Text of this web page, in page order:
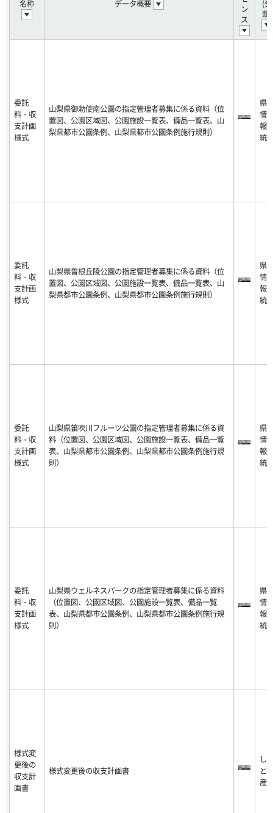
名称 データ概要
ン
ス
(分
類)
委託
料・収
支計画
様式
山梨県御勅使南公園の指定管理者募集に係る資料（位
置図、公園区域図、公園施設一覧表、備品一覧表、山
梨県都市公園条例、山梨県都市公園条例施行規則）
県
情
報
統
委託
料・収
支計画
様式
山梨県曽根丘陵公園の指定管理者募集に係る資料（位
置図、公園区域図、公園施設一覧表、備品一覧表、山
梨県都市公園条例、山梨県都市公園条例施行規則）
県
情
報
統
委託
料・収
支計画
様式
山梨県笛吹川フルーツ公園の指定管理者募集に係る資
料（位置図、公園区域図、公園施設一覧表、備品一覧
表、山梨県都市公園条例、山梨県都市公園条例施行規
則）
県
情
報
統
委託
料・収
支計画
様式
山梨県ウェルネスパークの指定管理者募集に係る資料
（位置図、公園区域図、公園施設一覧表、備品一覧
表、山梨県都市公園条例、山梨県都市公園条例施行規
則）
県
情
報
統
様式変
更後の
収支計
画書
様式変更後の収支計画書
し
と
産